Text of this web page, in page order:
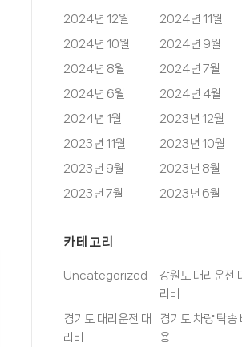
2024년 12월
2024년 11월
2024년 10월
2024년 9월
2024년 8월
2024년 7월
2024년 6월
2024년 4월
2024년 1월
2023년 12월
2023년 11월
2023년 10월
2023년 9월
2023년 8월
2023년 7월
2023년 6월
카테고리
Uncategorized
강원도 대리운전
리비
경기도 대리운전 대
리비
경기도 차량 탁송
용